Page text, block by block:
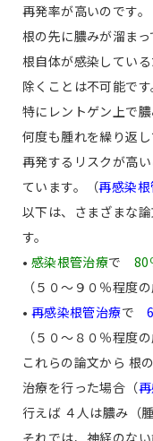
再発率が高いのです。
根の先に膿みが溜ま
根自体が感染してい
除くことは不可能です
特にレントゲン上で膿
何度も腫れを繰り返
再発するリスクが高
ています。（再感染
以下は、さまざまな
す。
• 感染根管治療で80
（５０〜９０％程度
• 再感染根管治療で
（５０〜８０％程度
これらの論文から 根
治療を行った場合（
行えば ４人は膿み（